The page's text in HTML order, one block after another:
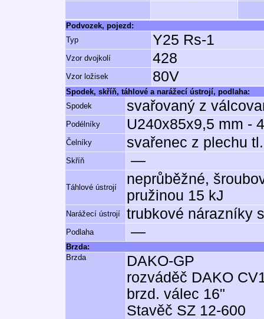
Podvozek, pojezd:
Typ
Y25 Rs-1
Vzor dvojkolí 428
Vzor ložisek 80V
Spodek, skříň, táhlové a narážecí ústrojí, podlaha:
Spodek
svařovaný z
Podélníky U240x85x9,5 mm -
Čelníky svařenec z plechu
Skříň —
Táhlové ústrojí
neprůběžné,
pružinou 15 kJ
Narážecí ústrojí trubkové nárazníky
Podlaha —
Brzda:
Brzda
DAKO-GP
rozváděč DAKO
brzd. válec 16"
Stavěč SZ 12-600